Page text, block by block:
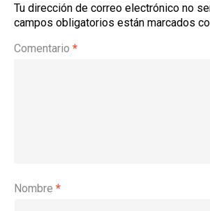
Tu dirección de correo electrónico no
campos obligatorios están marcados
Comentario *
Nombre *